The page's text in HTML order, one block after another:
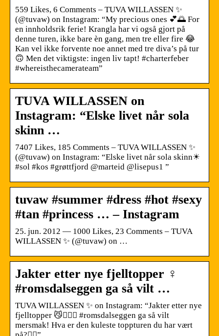
559 Likes, 6 Comments – TUVA WILLASSEN ✨
(@tuvaw) on Instagram: “My precious ones 💕🌅 For
en innholdsrik ferie! Krangla har vi også gjort på
denne turen, ikke bare èn gang, men tre eller fire 😂
Kan vel ikke forvente noe annet med tre diva’s på tur
🙃 Men det viktigste: ingen liv tapt! #charterfeber
#whereisthecamerateam”
TUVA WILLASSEN on
Instagram: “Elske livet når sola
skinn …
7407 Likes, 185 Comments – TUVA WILLASSEN ✨
(@tuvaw) on Instagram: “Elske livet når sola skinn☀
#sol #kos #grøttfjord @marteid @lisepus1 ”
tuvaw #summer #dress #hot #sexy
#tan #princess … – Instagram
25. jun. 2012 — 1000 Likes, 23 Comments – TUVA
WILLASSEN ✨ (@tuvaw) on …
Jakter etter nye fjelltopper ‍♀️
#romsdalseggen ga så vilt …
TUVA WILLASSEN ✨ on Instagram: “Jakter etter nye
fjelltopper 😼🏃🏽‍♀️ #romsdalseggen ga så vilt
mersmak! Hva er den kuleste toppturen du har vært